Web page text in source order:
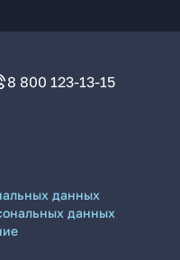
8 800 123-13-15
данных
данных